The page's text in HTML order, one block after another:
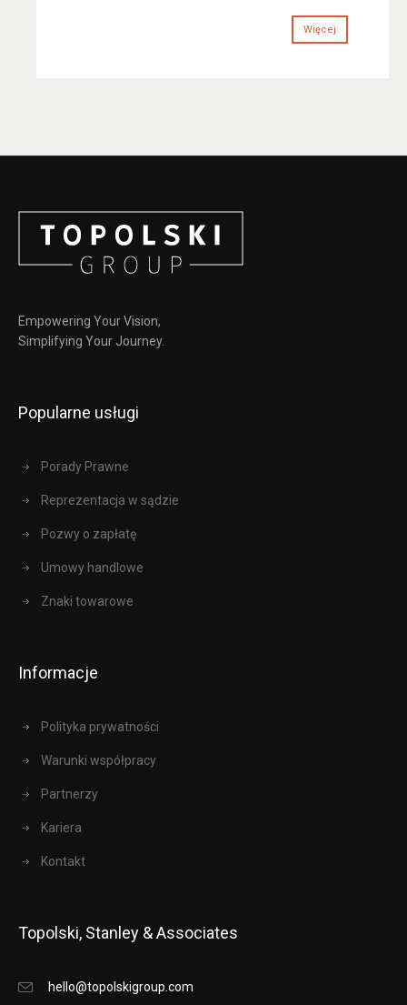
Więcej
Empowering Your Vision,
Simplifying Your Journey.
Popularne usługi
Porady Prawne
Reprezentacja w sądzie
Pozwy o zapłatę
Umowy handlowe
Znaki towarowe
Informacje
Polityka prywatności
Warunki współpracy
Partnerzy
Kariera
Kontakt
Topolski, Stanley & Associates
hello@topolskigroup.com